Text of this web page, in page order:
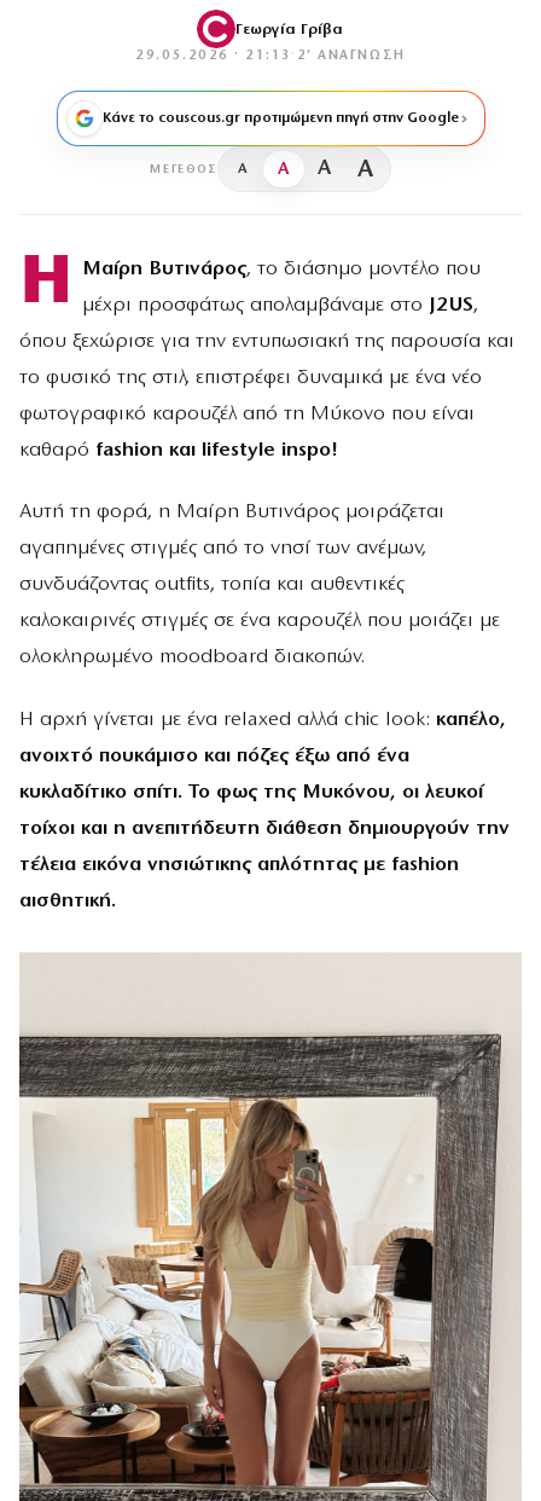
Γεωργία Γρίβα
29.05.2026 · 21:13 · 2′ ΑΝΆΓΝΩΣΗ
Κάνε το couscous.gr προτιμώμενη πηγή στην Google
ΜΈΓΕΘΟΣ A A A A
Η Μαίρη Βυτινάρος, το διάσημο μοντέλο που
μέχρι προσφάτως απολαμβάναμε στο
J2US,
όπου ξεχώρισε για την εντυπωσιακή της παρουσία και
το φυσικό της στιλ, επιστρέφει δυναμικά με ένα νέο
φωτογραφικό καρουζέλ από τη Μύκονο που είναι
καθαρό fashion και lifestyle inspo!
Αυτή τη φορά, η Μαίρη Βυτινάρος μοιράζεται
αγαπημένες στιγμές από το νησί των ανέμων,
συνδυάζοντας outfits, τοπία και αυθεντικές
καλοκαιρινές στιγμές σε ένα καρουζέλ που μοιάζει με
ολοκληρωμένο moodboard διακοπών.
Η αρχή γίνεται με ένα relaxed αλλά chic look: καπέλο,
ανοιχτό πουκάμισο και πόζες έξω από ένα
κυκλαδίτικο σπίτι. Το φως της Μυκόνου, οι λευκοί
τοίχοι και η ανεπιτήδευτη διάθεση δημιουργούν την
τέλεια εικόνα νησιώτικης απλότητας με fashion
αισθητική.